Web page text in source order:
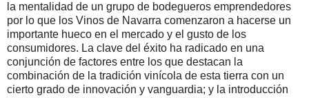
la mentalidad de un grupo de bodegueros emprendedores
por lo que los Vinos de Navarra comenzaron a hacerse un
importante hueco en el mercado y el gusto de los
consumidores. La clave del éxito ha radicado en una
conjunción de factores entre los que destacan la
combinación de la tradición vinícola de esta tierra con un
cierto grado de innovación y vanguardia; y la introducción